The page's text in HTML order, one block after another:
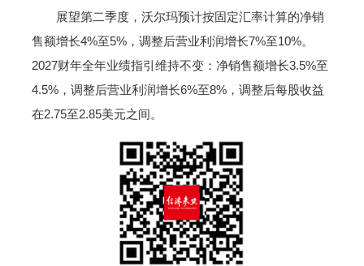
展望第二季度，沃尔玛预计按固定汇率计算的净销
售额增长4%至5%，调整后营业利润增长7%至10%。
2027财年全年业绩指引维持不变：净销售额增长3.5%至
4.5%，调整后营业利润增长6%至8%，调整后每股收益
在2.75至2.85美元之间。